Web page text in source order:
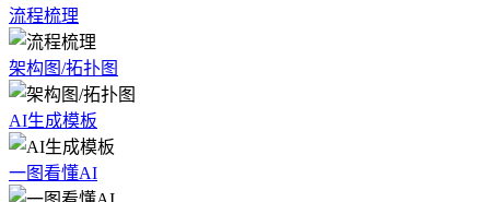
流程梳理
架构图/拓扑图
AI生成模板
一图看懂AI